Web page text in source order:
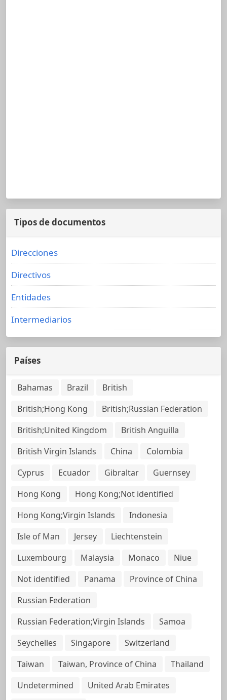
Tipos de documentos
Direcciones
Directivos
Entidades
Intermediarios
Países
Bahamas Brazil
British
British;Hong Kong
British;Russian Federation
British;United Kingdom
British Anguilla
British Virgin Islands
China
Colombia
Cyprus
Ecuador Gibraltar
Guernsey
Hong Kong
Hong Kong;Not identified
Hong Kong;Virgin Islands
Indonesia
Isle of Man
Jersey
Liechtenstein
Luxembourg
Malaysia Monaco
Niue
Not identified
Panama
Province of China
Russian Federation
Russian Federation;Virgin Islands
Samoa
Seychelles
Singapore
Switzerland
Taiwan
Taiwan, Province of China
Thailand
Undetermined
United Arab Emirates